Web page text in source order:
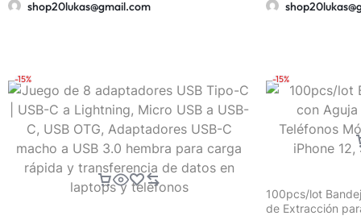
shop20lukas@gmail.com
-15% -15%
100pcs/lot
de Extracción